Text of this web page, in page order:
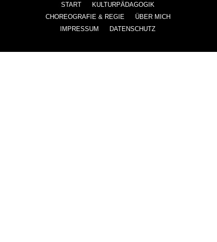
START
KULTURPÄDAGOGIK
CHOREOGRAFIE & REGIE
ÜBER MICH
IMPRESSUM
DATENSCHUTZ